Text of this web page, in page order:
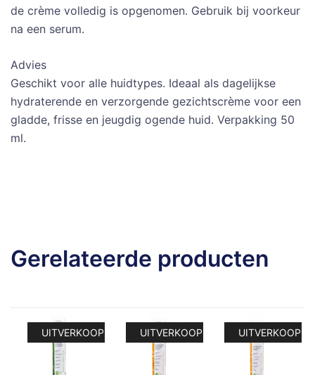
de crème volledig is opgenomen. Gebruik bij voorkeur
na een serum.
Advies
Geschikt voor alle huidtypes. Ideaal als dagelijkse
hydraterende en verzorgende gezichtscrème voor een
gladde, frisse en jeugdig ogende huid. Verpakking 50
ml.
Gerelateerde producten
UITVERKOOP! UITVERKOOP! UITVERKOOP!